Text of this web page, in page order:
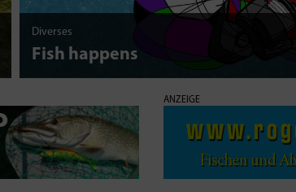
Diverses
Fish happens
ANZEIGE